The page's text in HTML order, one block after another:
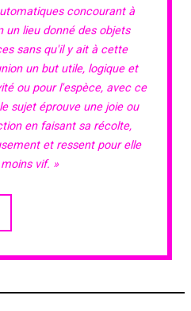
concourant à
un lieu donné des objets
sans qu'il y ait à cette
un but utile, logique et
ou pour l'espèce, avec ce
sujet éprouve une joie ou
en faisant sa récolte,
et ressent pour elle
vif. »